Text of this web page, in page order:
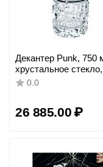
Декантер Punk, 750
хрустальное стекло,
Nachtmann
0.0
26 885.00 ₽